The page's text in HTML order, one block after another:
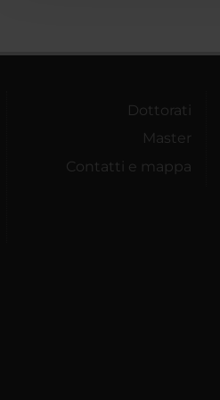
Dottorati
Master
Contatti e mappa